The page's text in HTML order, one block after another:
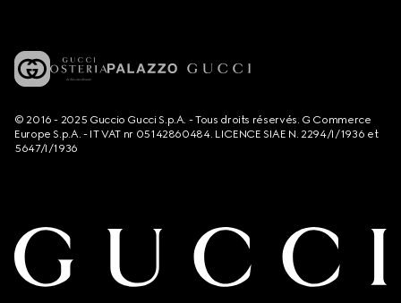
© 2016 - 2025 Guccio Gucci S.p.A. - Tous droits réservés. G Commerce
Europe S.p.A. - IT VAT nr 05142860484. LICENCE SIAE N. 2294/I/1936 et
5647/I/1936